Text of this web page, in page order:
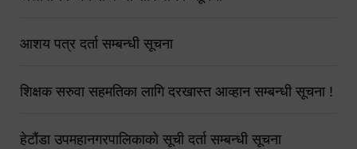
आशय पत्र दर्ता सम्बन्धी सूचना
शिक्षक सरुवा सहमतिका लागि दरखास्त आव्हान सम्बन्धी सूचना !
हेटौंडा उपमहानगरपालिकाको सूची दर्ता सम्बन्धी सूचना